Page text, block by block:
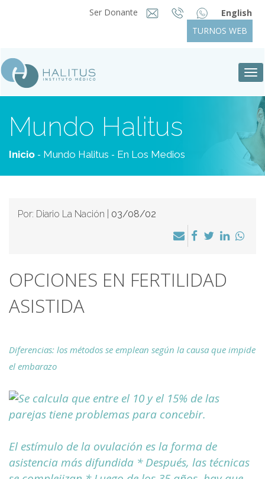
Ser Donante
English
TURNOS WEB
Mundo Halitus
Inicio - Mundo Halitus - En Los Medios
Por: Diario La Nación | 03/08/02
OPCIONES EN FERTILIDAD
ASISTIDA
Diferencias: los métodos se emplean según la causa que impide
el embarazo
Se calcula que entre el 10 y el 15% de las
parejas tiene problemas para concebir.
El estímulo de la ovulación es la forma de
asistencia más difundida * Después, las técnicas